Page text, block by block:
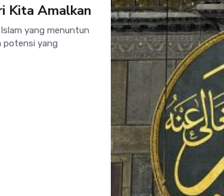
Kita Amalkan
Islam yang menuntun
potensi yang